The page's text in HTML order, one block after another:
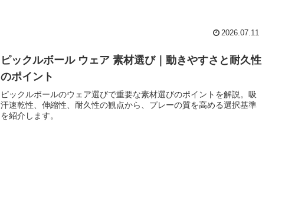
2026.07.11
ピックルボール ウェア 素材選び｜動きやすさと耐久性
のポイント
ピックルボールのウェア選びで重要な素材選びのポイントを解説。吸
汗速乾性、伸縮性、耐久性の観点から、プレーの質を高める選択基準
を紹介します。